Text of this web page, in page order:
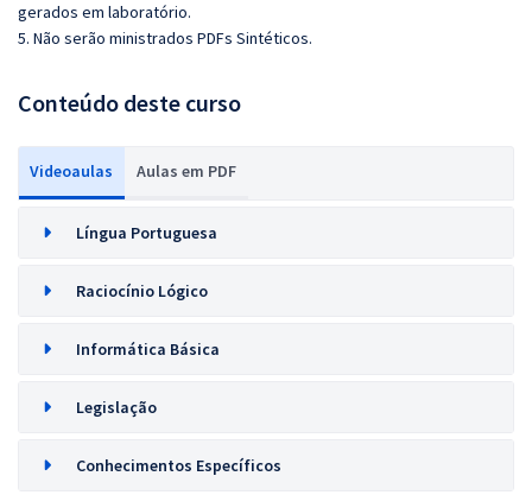
gerados em laboratório.
5. Não serão ministrados PDFs Sintéticos.
Conteúdo deste curso
Videoaulas Aulas em PDF
Língua Portuguesa
Raciocínio Lógico
Informática Básica
Legislação
Conhecimentos Específicos